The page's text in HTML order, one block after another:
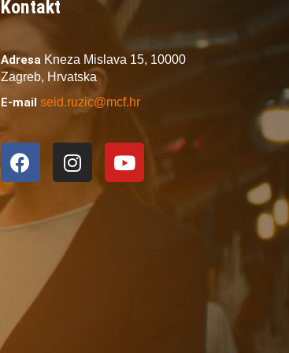
Kontakt
Adresa Kneza Mislava 15, 10000
Zagreb, Hrvatska
E-mail seid.ruzic@mcf.hr